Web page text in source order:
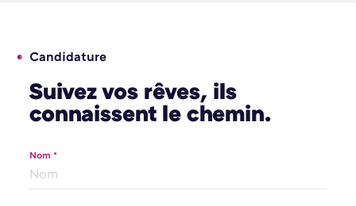
Candidature
Suivez vos rêves, ils
connaissent le chemin.
Nom *